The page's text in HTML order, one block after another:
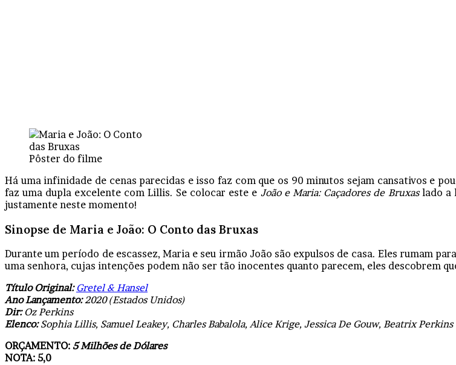
Pôster do filme
Há uma infinidade de cenas parecidas e isso faz com que os 90 minutos sejam cansativos e
faz uma dupla excelente com Lillis. Se colocar este e João e Maria: Caçadores de Bruxaslado a
justamente neste momento!
Sinopse de Maria e João: O Conto das Bruxas
Durante um período de escassez, Maria e seu irmão João são expulsos de casa. Eles rumam
uma senhora, cujas intenções podem não ser tão inocentes quanto parecem, eles descobrem
Título Original: Gretel & Hansel
Ano Lançamento:2020 (Estados Unidos)
Dir: Oz Perkins
Elenco:Sophia Lillis, Samuel Leakey, Charles Babalola, Alice Krige, Jessica De Gouw, Beatrix Perkins
ORÇAMENTO: 5 Milhões de Dólares
NOTA: 5,0